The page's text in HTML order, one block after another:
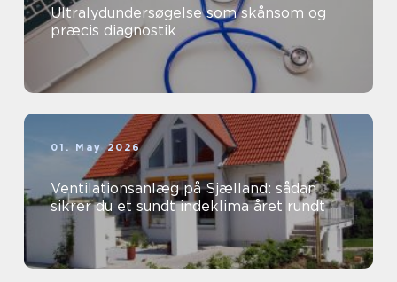
Ultralydundersøgelse som skånsom og
præcis diagnostik
01. May 2026
Ventilationsanlæg på Sjælland: sådan
sikrer du et sundt indeklima året rundt